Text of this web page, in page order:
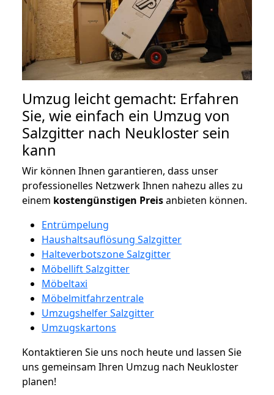
Umzug leicht gemacht: Erfahren
Sie, wie einfach ein Umzug von
Salzgitter nach Neukloster sein
kann
Wir können Ihnen garantieren, dass unser
professionelles Netzwerk Ihnen nahezu alles zu
einem kostengünstigen Preisanbieten können.
Entrümpelung
Haushaltsauflösung Salzgitter
Halteverbotszone Salzgitter
Möbellift Salzgitter
Möbeltaxi
Möbelmitfahrzentrale
Umzugshelfer Salzgitter
Umzugskartons
Kontaktieren Sie uns noch heute und lassen Sie
uns gemeinsam Ihren Umzug nach Neukloster
planen!